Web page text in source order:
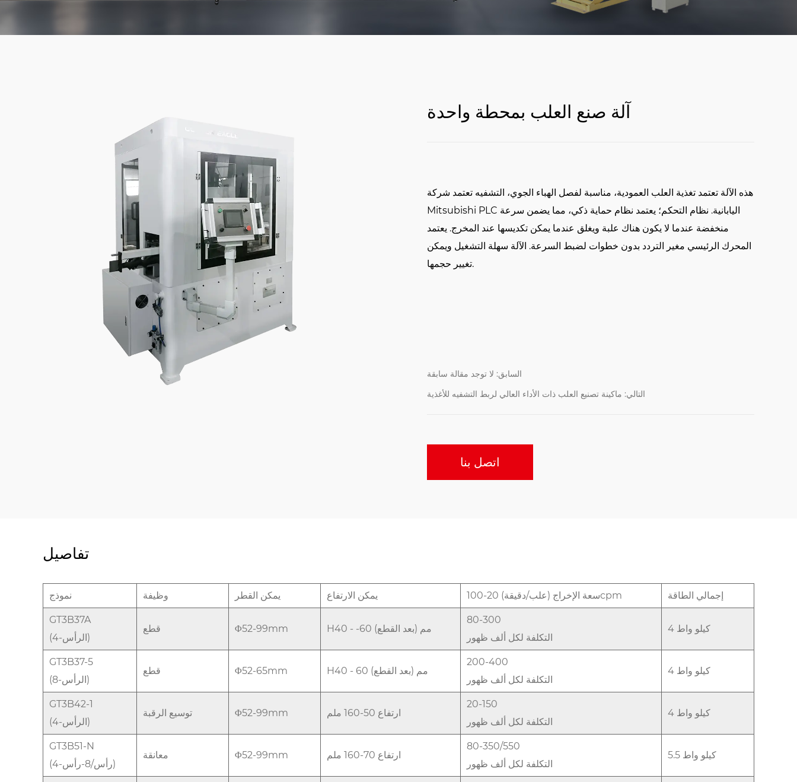
آلة صنع العلب بمحطة واحدة
هذه الآلة تعتمد تغذية العلب العمودية، مناسبة لفصل الهباء الجوي، التشفيه تعتمد شركة
Mitsubishi PLC اليابانية. نظام التحكم؛ يعتمد نظام حماية ذكي، مما يضمن سرعة
منخفضة عندما لا يكون هناك علبة ويغلق عندما يمكن تكديسها عند المخرج. يعتمد
المحرك الرئيسي مغير التردد بدون خطوات لضبط السرعة. الآلة سهلة التشغيل ويمكن
تغيير حجمها.
السابق: لا توجد مقالة سابقة
التالي: ماكينة تصنيع العلب ذات الأداء العالي لربط التشفيه للأغذية
اتصل بنا
تفاصيل
نموذج وظيفة يمكن القطر يمكن الارتفاع سعة الإخراج (علب/دقيقة) 20-100cpm إجمالي الطاقة
GT3B37A
(4-الرأس)
قطع Φ52-99mm H40 - -60 مم (بعد القطع)
80-300
التكلفة لكل ألف ظهور
4 كيلو واط
GT3B37-5
(8-الرأس)
قطع Φ52-65mm H40 - 60 مم (بعد القطع)
200-400
التكلفة لكل ألف ظهور
4 كيلو واط
GT3B42-1
(4-الرأس)
توسيع الرقبة Φ52-99mm ارتفاع 50-160 ملم
20-150
التكلفة لكل ألف ظهور
4 كيلو واط
GT3B51-N
(4-رأس/8-رأس)
معانقة Φ52-99mm ارتفاع 70-160 ملم
80-350/550
التكلفة لكل ألف ظهور
5.5 كيلو واط